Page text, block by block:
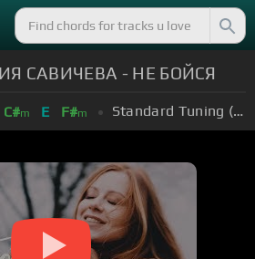
САВИЧЕВА - НЕ БОЙСЯ
C#m E F#m Standard Tuning (EADGBE)